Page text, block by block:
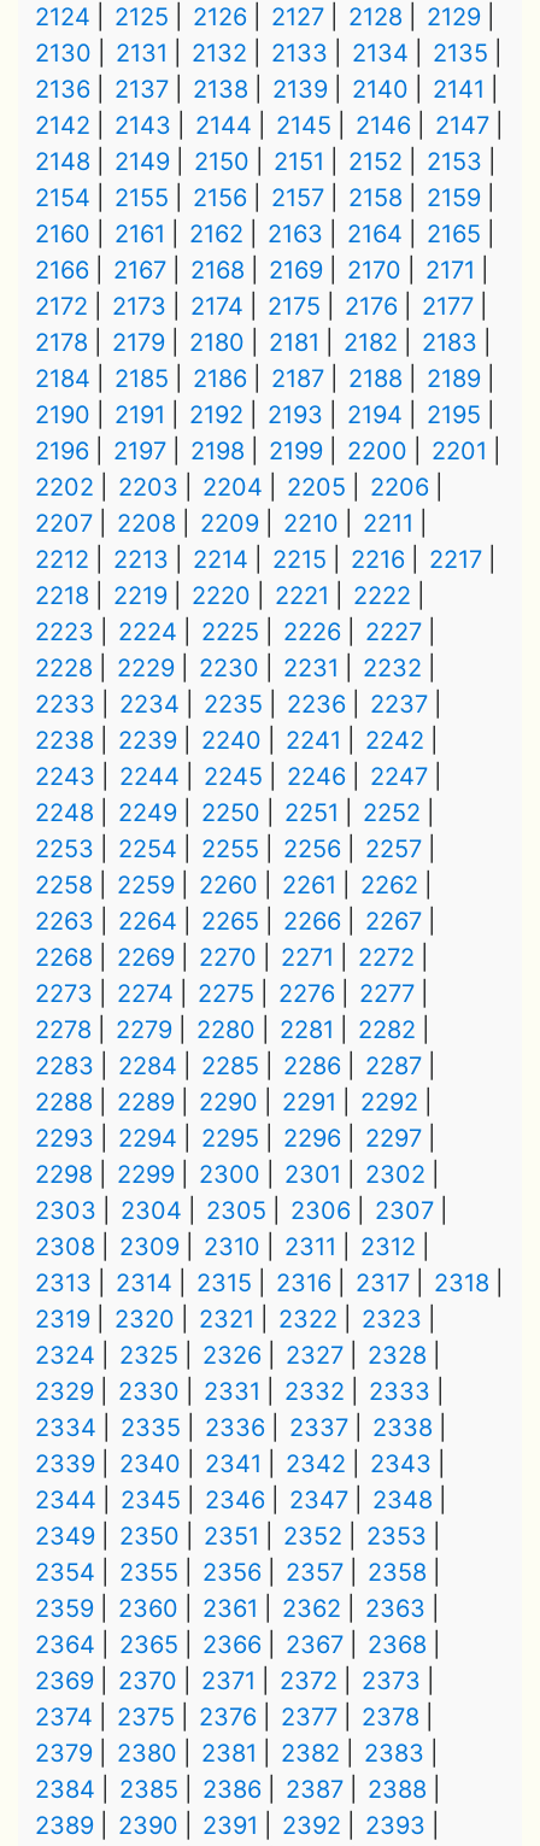
2124 2125 2126 2127 2128
2129
2130
2131 2132 2133 2134
2135
2136
2137 2138 2139 2140
2141
2142
2143 2144 2145 2146
2147
2148
2149 2150 2151 2152
2153
2154
2155 2156 2157 2158
2159
2160
2161 2162 2163 2164
2165
2166
2167 2168 2169 2170
2171
2172
2173 2174 2175 2176
2177
2178
2179 2180 2181 2182
2183
2184
2185 2186 2187 2188
2189
2190
2191 2192 2193 2194
2195
2196
2197 2198 2199 2200
2201
2202
2203 2204 2205
2206
2207
2208 2209 2210
2211
2212
2213 2214 2215 2216
2217
2218
2219 2220 2221
2222
2223
2224 2225 2226
2227
2228
2229 2230 2231
2232
2233
2234 2235 2236
2237
2238
2239 2240 2241
2242
2243
2244 2245 2246
2247
2248
2249 2250 2251
2252
2253
2254 2255 2256
2257
2258
2259 2260 2261
2262
2263
2264 2265 2266
2267
2268
2269 2270 2271
2272
2273
2274 2275 2276
2277
2278
2279 2280 2281
2282
2283
2284 2285 2286
2287
2288
2289 2290 2291
2292
2293
2294 2295 2296
2297
2298
2299 2300 2301
2302
2303
2304 2305 2306
2307
2308
2309 2310 2311
2312
2313
2314 2315 2316 2317
2318
2319
2320 2321 2322
2323
2324
2325 2326 2327
2328
2329
2330 2331 2332
2333
2334
2335 2336 2337
2338
2339
2340 2341 2342
2343
2344
2345 2346 2347
2348
2349
2350 2351 2352
2353
2354
2355 2356 2357
2358
2359
2360 2361 2362
2363
2364
2365 2366 2367
2368
2369
2370 2371 2372
2373
2374
2375 2376 2377
2378
2379
2380 2381 2382
2383
2384
2385 2386 2387
2388
2389
2390 2391 2392
2393